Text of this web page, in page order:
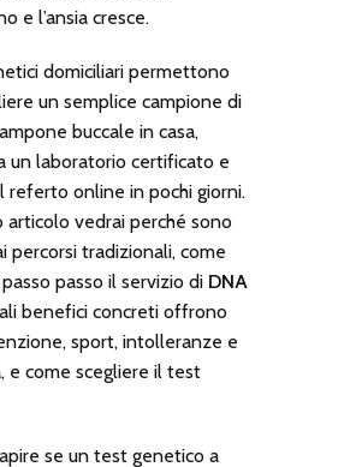
e l’ansia cresce.
domiciliari permettono
un semplice campione di
buccale in casa,
un laboratorio certificato e
referto online in pochi giorni.
articolo vedrai perché sono
percorsi tradizionali, come
passo il servizio di DNA
benefici concreti offrono
sport, intolleranze e
e come scegliere il test
se un test genetico a